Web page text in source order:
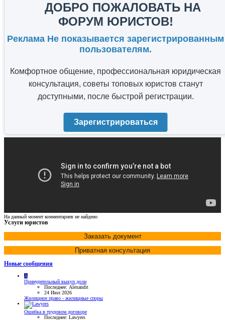
ДОБРО ПОЖАЛОВАТЬ НА
ФОРУМ ЮРИСТОВ!
Реклама Не показывается зарегистрированным
пользователям.
Комфортное общение, профессиональная юридическая
консультация, советы топовых юристов станут
доступными, после быстрой регистрации.
Зарегистрироваться
На данный момент комментариев не найдено
Услуги юристов
Заказать документ
Приватная консультация
Новые сообщения
A
Принудительный выкуп доли
Последнее: Alexandit
24 Июл 2026
Жилищное право - жилищные споры
Ошибка в трудовом договоре
Последнее: Lawyers